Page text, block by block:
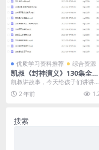
优质学习资料推荐 综合资源
凯叔《封神演义》130集全MP
3音频文件资源下载百度网盘
下载，听凯叔讲故事封神演义
在线下载
凯叔讲故事，今天给孩子们讲讲封
神演义的故事，推荐给孩子们：凯
叔《封神演义》130...
2 年前
搜索